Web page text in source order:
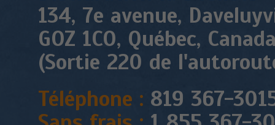
134, 7e avenue,
GOZ 1CO, Québec,
(Sortie 220 de
Téléphone : 819 367-